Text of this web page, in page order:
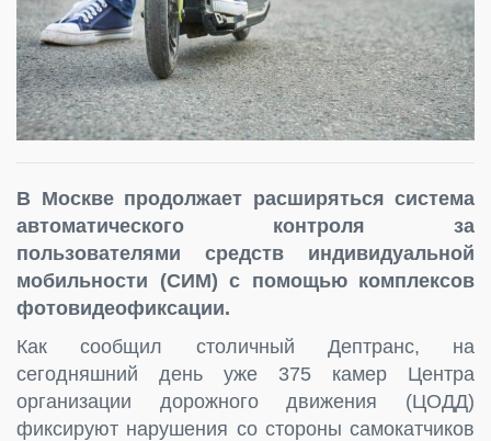
В Москве продолжает расширяться система
автоматического контроля за
пользователями средств индивидуальной
мобильности (СИМ) с помощью комплексов
фотовидеофиксации.
Как сообщил столичный Дептранс, на
сегодняшний день уже 375 камер Центра
организации дорожного движения (ЦОДД)
фиксируют нарушения со стороны самокатчиков